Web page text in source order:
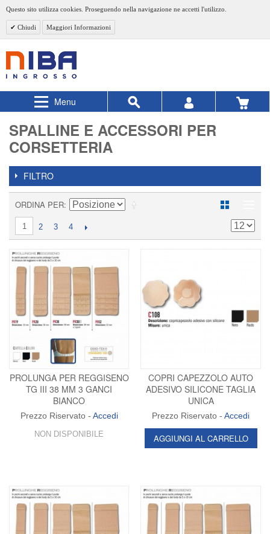
Questo sito utilizza cookies. Proseguendo nella navigazione ne accetti l'utilizzo.
Chiudi Maggiori Informazioni
Menu
SPALLINE E ACCESSORI PER
CORSETTERIA
FILTRO
ORDINA PER
1 2 3 4
PROLUNGA PER REGGISENO
TG III 38 MM 3 GANCI
BIANCO
Prezzo Riservato - Accedi
NON DISPONIBILE
COPRI CAPEZZOLO AUTO
ADESIVO SILICONE TAGLIA
UNICA
Prezzo Riservato -Accedi
AGGIUNGI AL CARRELLO